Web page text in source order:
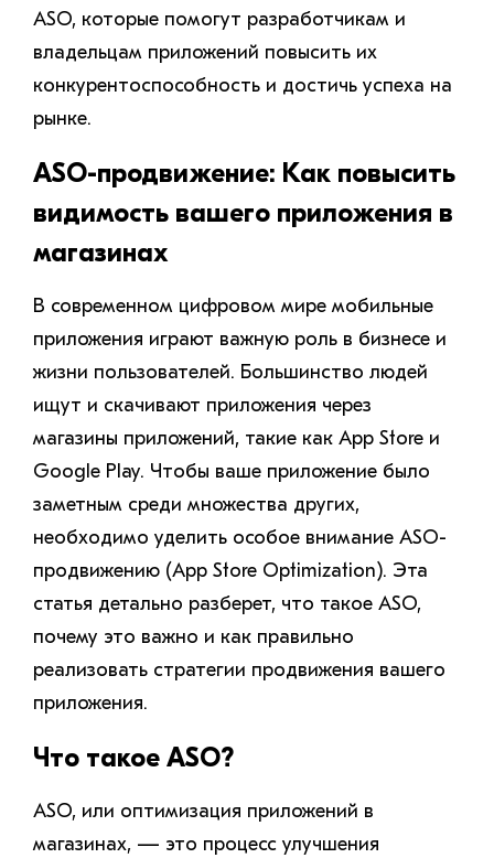
ASO, которые помогут разработчикам и
владельцам приложений повысить их
конкурентоспособность и достичь успеха на
рынке.
ASO-продвижение: Как повысить
видимость вашего приложения в
магазинах
В современном цифровом мире мобильные
приложения играют важную роль в бизнесе и
жизни пользователей. Большинство людей
ищут и скачивают приложения через
магазины приложений, такие как App Store и
Google Play. Чтобы ваше приложение было
заметным среди множества других,
необходимо уделить особое внимание ASO-
продвижению (App Store Optimization). Эта
статья детально разберет, что такое ASO,
почему это важно и как правильно
реализовать стратегии продвижения вашего
приложения.
Что такое ASO?
ASO, или оптимизация приложений в
магазинах, — это процесс улучшения